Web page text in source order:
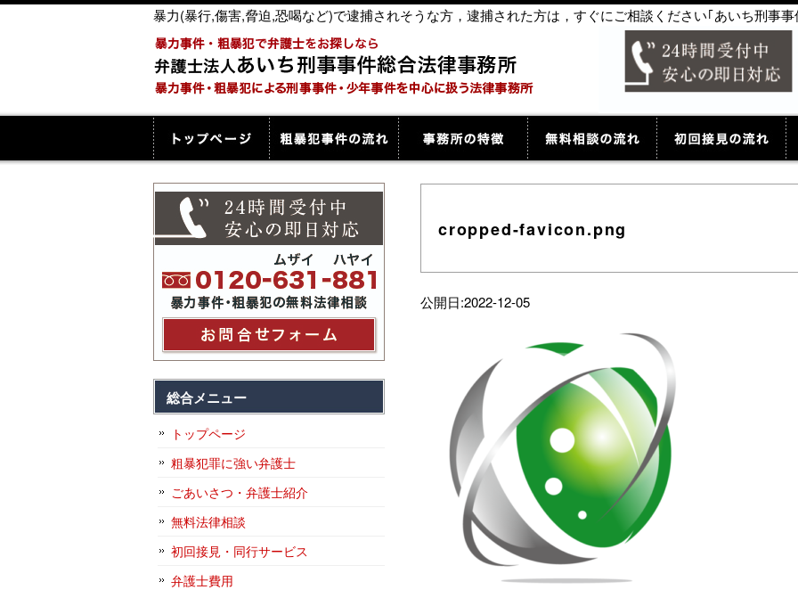
暴力(暴行,傷害,脅迫,恐喝など)で逮捕されそうな方，逮捕された方は，すぐにご相談ください｢あいち刑事
cropped-favicon.png
公開日:2022-12-05
総合メニュー
トップページ
粗暴犯罪に強い弁護士
ごあいさつ・弁護士紹介
無料法律相談
初回接見・同行サービス
弁護士費用